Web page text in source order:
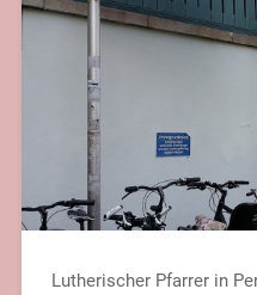
Lutherischer Pfarrer in